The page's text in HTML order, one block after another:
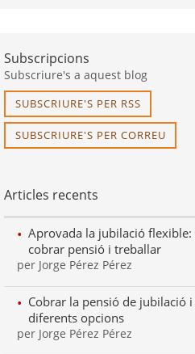
Subscripcions
Subscriure's a aquest blog
SUBSCRIURE'S PER RSS
SUBSCRIURE'S PER CORREU
Articles recents
Aprovada la jubilació
cobrar pensió i treballar
per Jorge Pérez Pérez
Cobrar la pensió de jubilació
diferents opcions
per Jorge Pérez Pérez